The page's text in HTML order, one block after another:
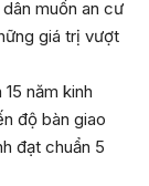
muốn an cư
giá trị vượt
năm kinh
độ bàn giao
đạt chuẩn 5